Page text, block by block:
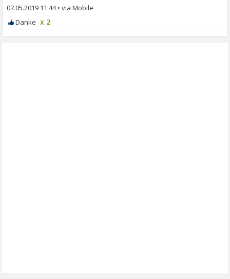
07.05.2019 11:44•
x 2